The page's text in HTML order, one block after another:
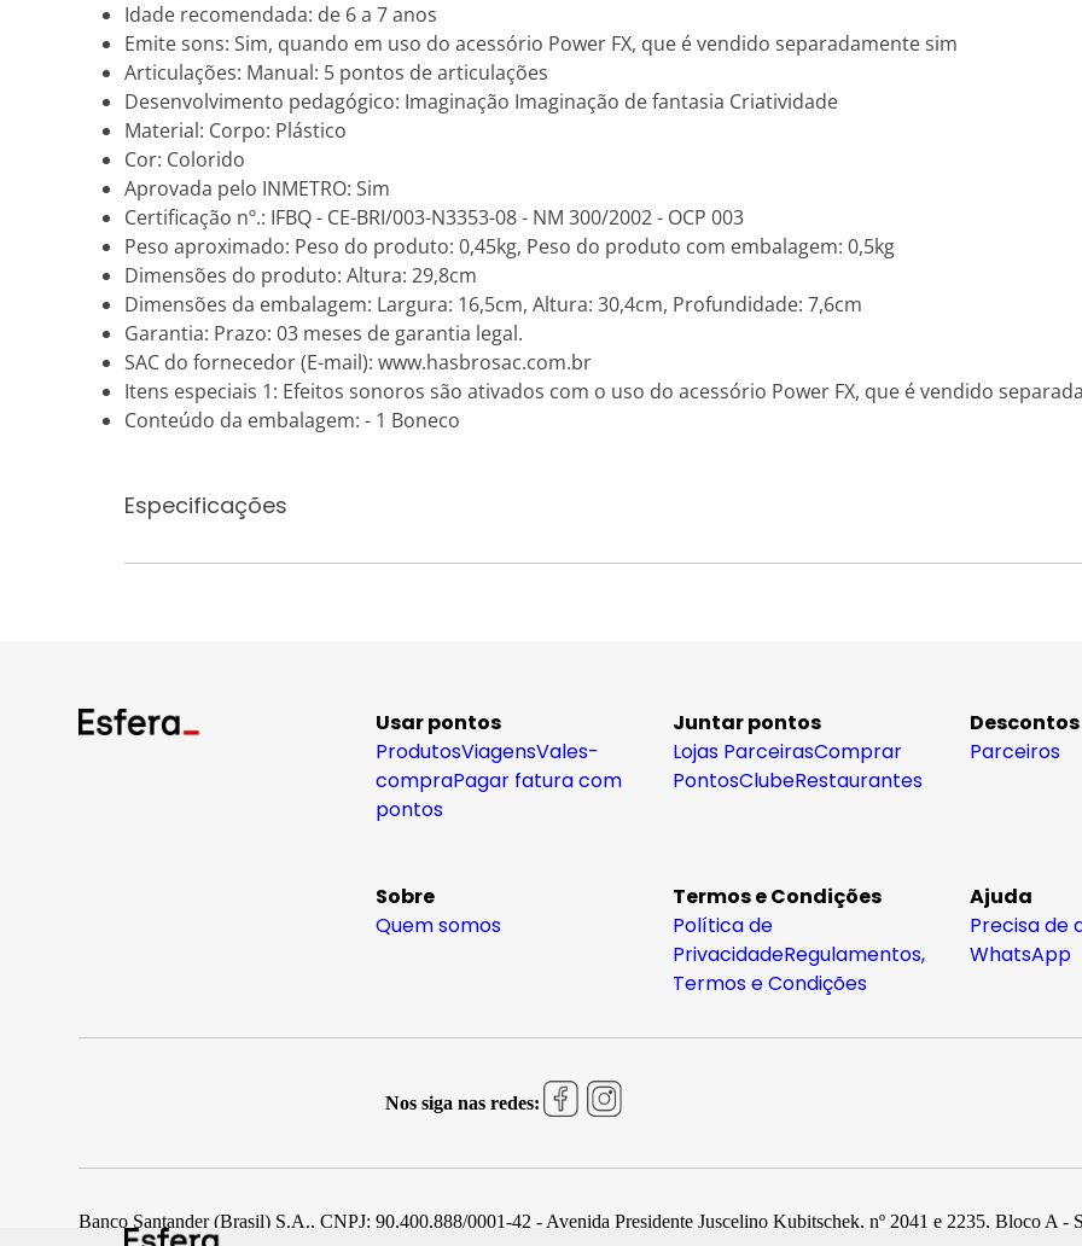
Idade recomendada: de 6 a 7 anos
Emite sons: Sim, quando em uso do acessório Power FX, que é vendido separadamente sim
Articulações: Manual: 5 pontos de articulações
Desenvolvimento pedagógico: Imaginação Imaginação de fantasia Criatividade
Material: Corpo: Plástico
Cor: Colorido
Aprovada pelo INMETRO: Sim
Certificação nº.: IFBQ - CE-BRI/003-N3353-08 - NM 300/2002 - OCP 003
Peso aproximado: Peso do produto: 0,45kg, Peso do produto com embalagem: 0,5kg
Dimensões do produto: Altura: 29,8cm
Dimensões da embalagem: Largura: 16,5cm, Altura: 30,4cm, Profundidade: 7,6cm
Garantia: Prazo: 03 meses de garantia legal.
SAC do fornecedor (E-mail): www.hasbrosac.com.br
Itens especiais 1: Efeitos sonoros são ativados com o uso do acessório Power FX, que é vendido
Conteúdo da embalagem: - 1 Boneco
Especificações
Usar pontos
ProdutosViagensVales-
compraPagar fatura com
pontos
Juntar pontos
Lojas ParceirasComprar
PontosClubeRestaurantes
Descontos
Parceiros
Sobre
Quem somos
Termos e Condições
Política de
PrivacidadeRegulamentos,
Termos e Condições
Ajuda
Precisa de
WhatsApp
Nos siga nas redes:
Banco Santander (Brasil) S.A., CNPJ: 90.400.888/0001-42 - Avenida Presidente Juscelino Kubitschek, nº 2041 e 2235, Bloco A -